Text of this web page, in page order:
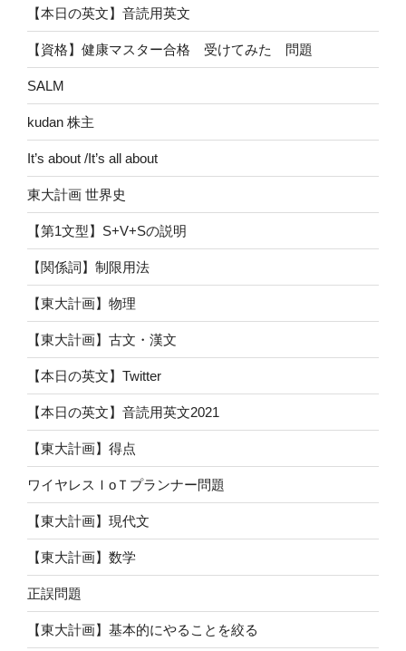
【本日の英文】音読用英文
【資格】健康マスター合格 受けてみた 問題
SALM
kudan 株主
It’s about /It’s all about
東大計画 世界史
【第1文型】S+V+Sの説明
【関係詞】制限用法
【東大計画】物理
【東大計画】古文・漢文
【本日の英文】Twitter
【本日の英文】音読用英文2021
【東大計画】得点
ワイヤレスＩoＴプランナー問題
【東大計画】現代文
【東大計画】数学
正誤問題
【東大計画】基本的にやることを絞る